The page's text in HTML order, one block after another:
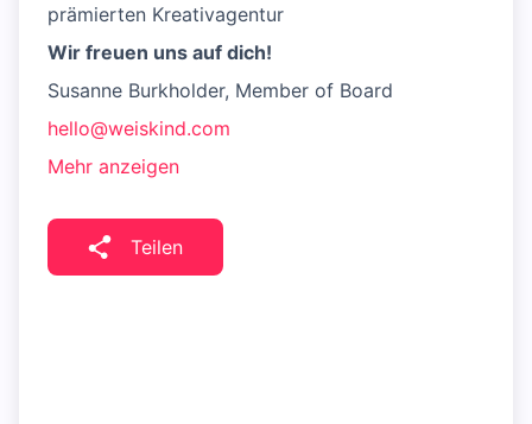
prämierten Kreativagentur
Wir freuen uns auf dich!
Susanne Burkholder, Member of Board
hello@weiskind.com
Mehr anzeigen
Teilen